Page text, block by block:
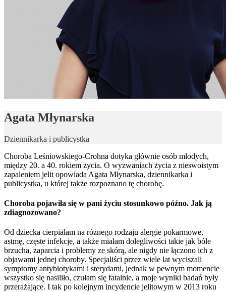
Agata Młynarska
Dziennikarka i publicystka
Choroba Leśniowskiego-Crohna dotyka głównie osób młodych,
między 20. a 40. rokiem życia. O wyzwaniach życia z nieswoistym
zapaleniem jelit opowiada Agata Młynarska, dziennikarka i
publicystka, u której także rozpoznano tę chorobę.
Choroba pojawiła się w pani życiu stosunkowo późno. Jak ją
zdiagnozowano?
Od dziecka cierpiałam na różnego rodzaju alergie pokarmowe,
astmę, częste infekcje, a także miałam dolegliwości takie jak bóle
brzucha, zaparcia i problemy ze skórą, ale nigdy nie łączono ich z
objawami jednej choroby. Specjaliści przez wiele lat wyciszali
symptomy antybiotykami i sterydami, jednak w pewnym momencie
wszystko się nasiliło, czułam się fatalnie, a moje wyniki badań były
przerażające. I tak po kolejnym incydencie jelitowym w 2013 roku